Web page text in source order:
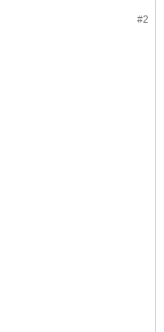
#2